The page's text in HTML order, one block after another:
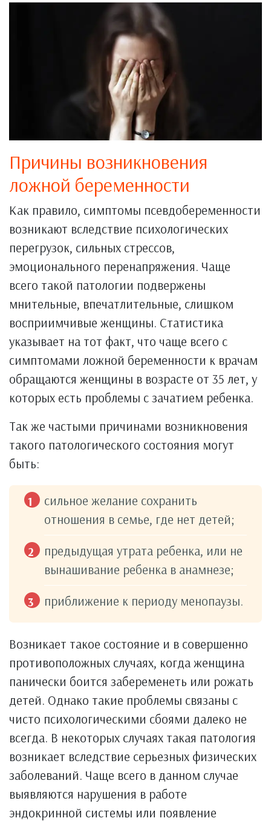
Причины возникновения
ложной беременности
Как правило, симптомы псевдобеременности
возникают вследствие психологических
перегрузок, сильных стрессов,
эмоционального перенапряжения. Чаще
всего такой патологии подвержены
мнительные, впечатлительные, слишком
восприимчивые женщины. Статистика
указывает на тот факт, что чаще всего с
симптомами ложной беременности к врачам
обращаются женщины в возрасте от 35 лет, у
которых есть проблемы с зачатием ребенка.
Так же частыми причинами возникновения
такого патологического состояния могут
быть:
сильное желание сохранить
отношения в семье, где нет детей;
предыдущая утрата ребенка, или не
вынашивание ребенка в анамнезе;
приближение к периоду менопаузы.
Возникает такое состояние и в совершенно
противоположных случаях, когда женщина
панически боится забеременеть или рожать
детей. Однако такие проблемы связаны с
чисто психологическими сбоями далеко не
всегда. В некоторых случаях такая патология
возникает вследствие серьезных физических
заболеваний. Чаще всего в данном случае
выявляются нарушения в работе
эндокринной системы или появление